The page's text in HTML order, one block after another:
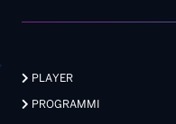
PLAYER
PROGRAMMI